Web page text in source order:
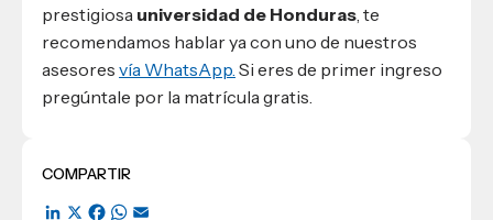
COMPARTIR
LinkedIn
X Facebook
WhatsApp
prestigiosa universidad de Honduras, te
recomendamos hablar ya con uno de nuestros
asesores vía WhatsApp. Si eres de primer ingreso
pregúntale por la matrícula gratis.